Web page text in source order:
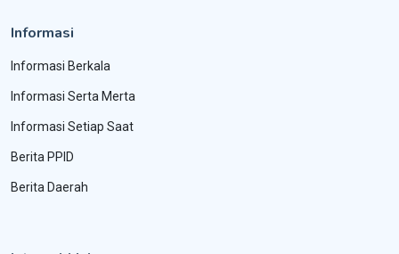
Informasi
Informasi Berkala
Informasi Serta Merta
Informasi Setiap Saat
Berita PPID
Berita Daerah